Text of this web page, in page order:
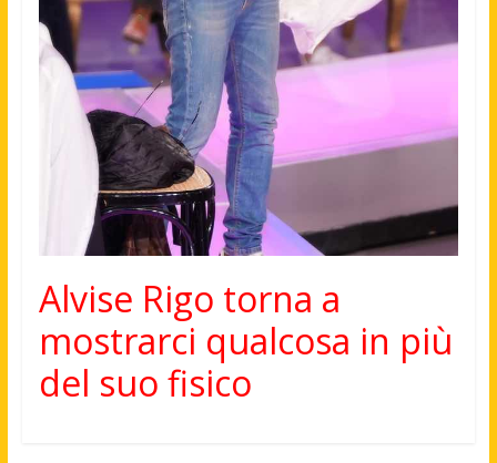
Alvise Rigo torna a
mostrarci qualcosa in più
del suo fisico